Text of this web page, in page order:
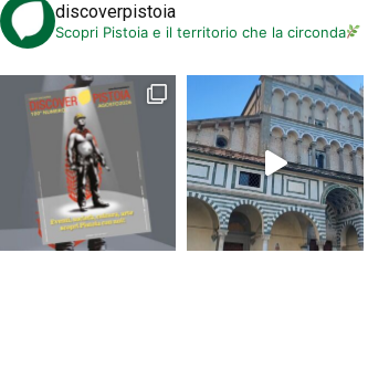
discoverpistoia
Scopri Pistoia e il territorio che la circonda